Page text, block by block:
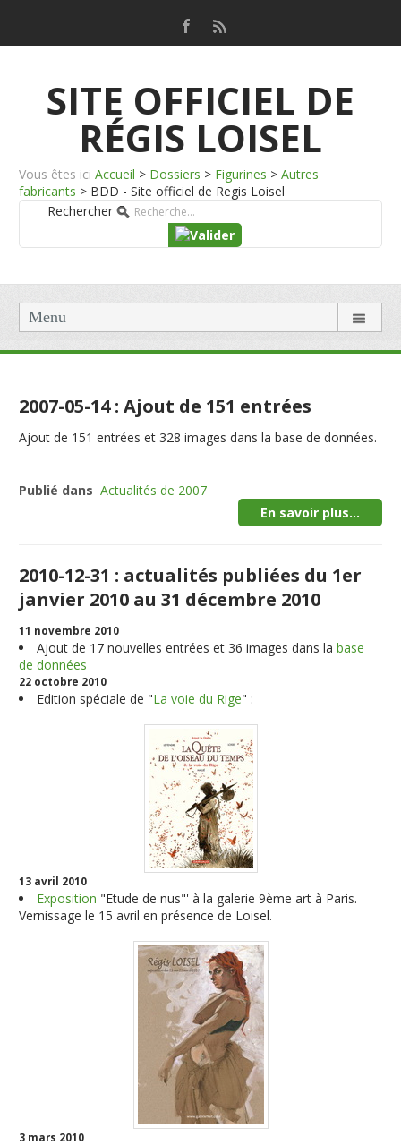
SITE OFFICIEL DE
RÉGIS LOISEL
Vous êtes ici Accueil > Dossiers > Figurines > Autres
fabricants > BDD - Site officiel de Regis Loisel
Rechercher
Menu
2007-05-14 : Ajout de 151 entrées
Ajout de 151 entrées et 328 images dans la base de données.
Publié dans Actualités de 2007
En savoir plus...
2010-12-31 : actualités publiées du 1er
janvier 2010 au 31 décembre 2010
11 novembre 2010
Ajout de 17 nouvelles entrées et 36 images dans labase
de données
22 octobre 2010
Edition spéciale de "La voie du Rige" :
13 avril 2010
Exposition "Etude de nus"' à la galerie 9ème art à Paris.
Vernissage le 15 avril en présence de Loisel.
3 mars 2010